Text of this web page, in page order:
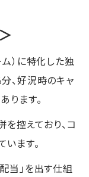
）に特化した独
、好況時のキャ
ります。
控えており、コ
ます。
当」を出す仕組